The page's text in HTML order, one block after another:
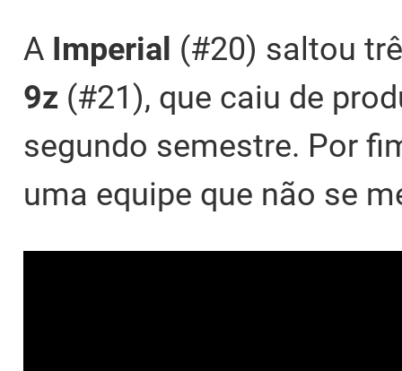
A Imperial (#20) saltou
9z (#21), que caiu de
segundo semestre. Por
uma equipe que não se